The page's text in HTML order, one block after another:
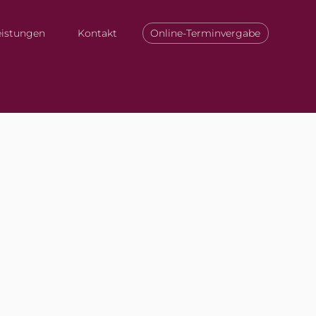
Kontakt Online-Terminvergabe